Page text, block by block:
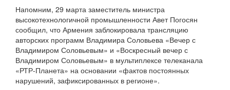
Напомним, 29 марта заместитель министра
высокотехнологичной промышленности Авет Погосян
сообщил, что Армения заблокировала трансляцию
авторских программ Владимира Соловьева «Вечер с
Владимиром Соловьевым» и «Воскресный вечер с
Владимиром Соловьевым» в мультиплексе телеканала
«РТР-Планета» на основании «фактов постоянных
нарушений, зафиксированных в регионе».